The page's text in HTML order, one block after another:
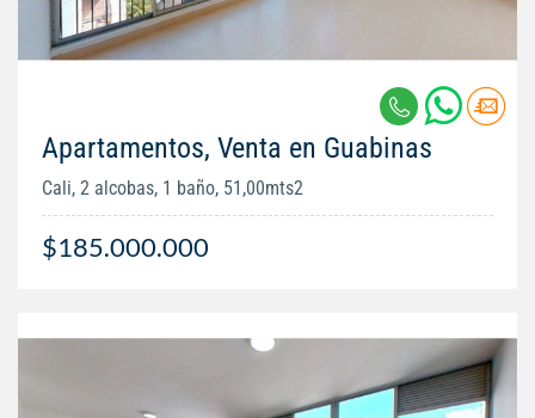
Apartamentos, Venta en Guabinas
Cali, 2 alcobas, 1 baño, 51,00mts2
$185.000.000